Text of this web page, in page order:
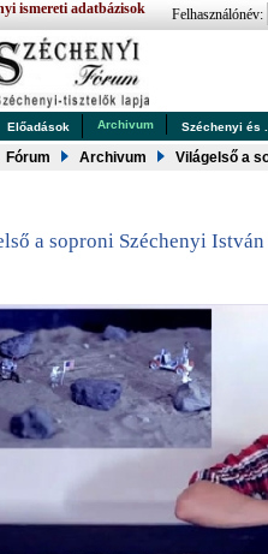
ismereti adatbázisok Felhasználónév:
Előadások Archivum Széchenyi és ...
Fórum Archivum Világelső a
a soproni Széchenyi